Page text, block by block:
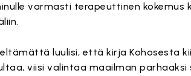
varmasti terapeuttinen kokemus
luulisi, että kirja Kohosesta
viisi valintaa maailman